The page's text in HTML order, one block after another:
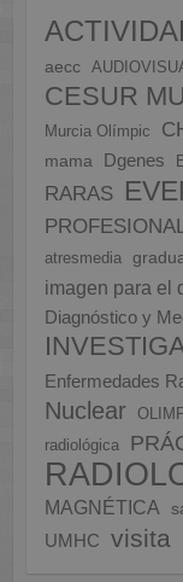
aecc
CESUR
Murcia Olímpic
mama
Dgenes
RARAS
atresmedia
imagen para el
Diagnóstico y
Enfermedades
Nuclear
radiológica
MAGNÉTICA
UMHC visita